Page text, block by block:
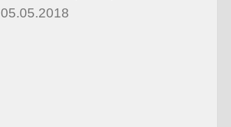
05.05.2018